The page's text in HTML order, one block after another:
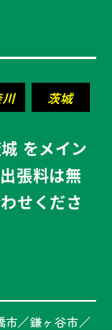
茨城
をメイン
張料は無
せくださ
市／鎌ヶ谷市／